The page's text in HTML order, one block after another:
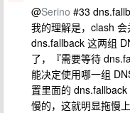
@Serino #33
我的理解是，clash
dns.fallback 这两组
了，『需要等待
能决定使用哪一组
置里面的
慢的，这就明显拖慢上